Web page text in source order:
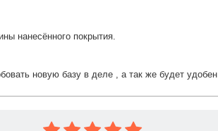
нанесённого покрытия.
новую базу в деле , а так же будет